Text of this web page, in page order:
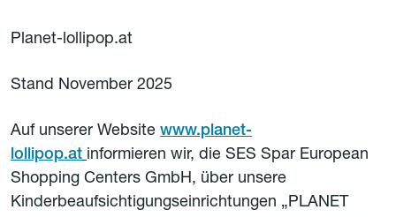
Planet-lollipop.at
Stand November 2025
Auf unserer Website www.planet-
lollipop.at informieren wir, die SES Spar European
Shopping Centers GmbH, über unsere
Kinderbeaufsichtigungseinrichtungen „PLANET